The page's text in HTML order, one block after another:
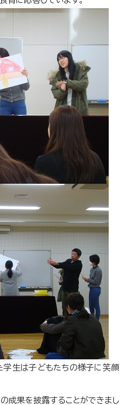
学生は子どもたちの様子に笑顔
成果を披露することができまし